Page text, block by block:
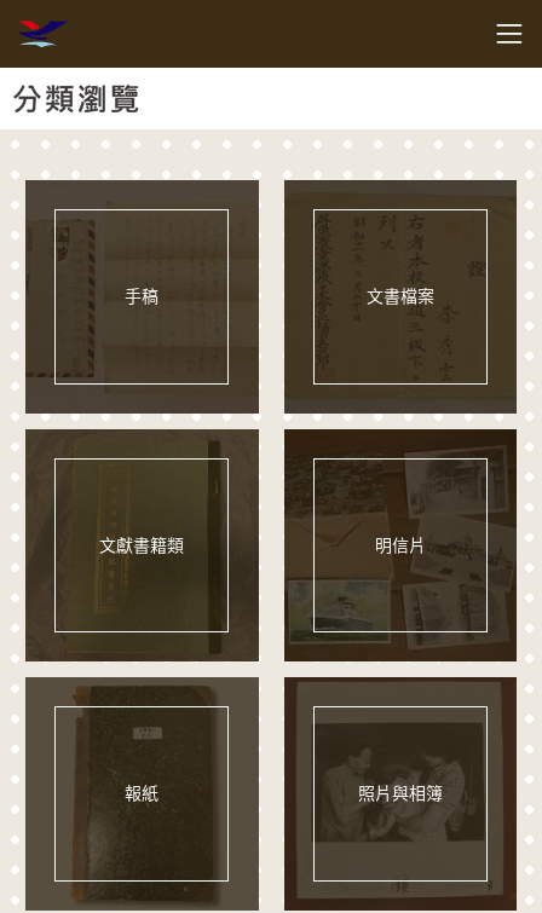
客家委員會客家文化發展中心
網頁導覽
分類瀏覽
手稿 文書檔案
文獻書籍類 明信片
報紙 照片與相簿